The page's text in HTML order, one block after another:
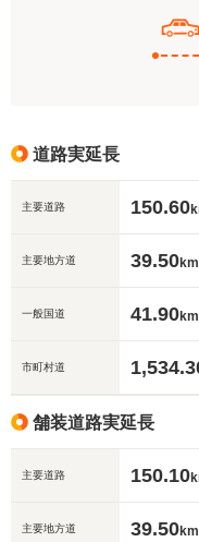
道路実延長
主要道路 150.60
主要地方道 39.50km
一般国道 41.90km
市町村道
舗装道路実延長
主要道路 150.10
主要地方道 39.50km